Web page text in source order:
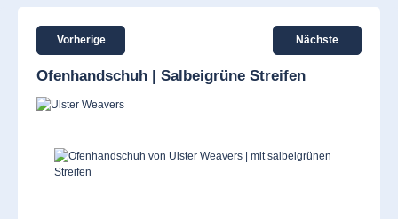
Vorherige Nächste
Ofenhandschuh | Salbeigrüne Streifen
Bildergalerie überspringen